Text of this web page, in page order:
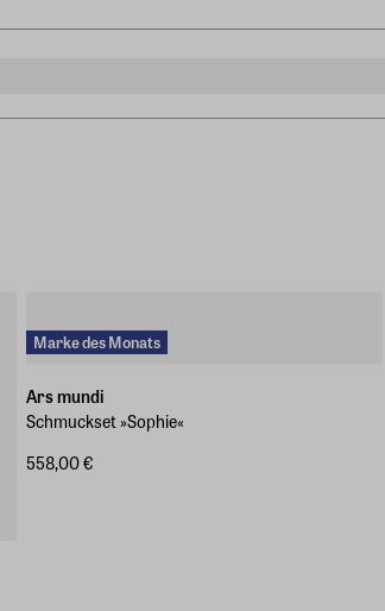
Marke des Monats
Ars mundi
Schmuckset »Sophie«
558,00 €